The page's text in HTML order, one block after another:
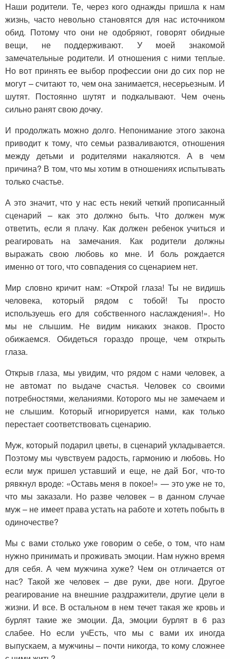
Наши родители. Те, через кого однажды пришла к нам
жизнь, часто невольно становятся для нас источником
обид. Потому что они не одобряют, говорят обидные
вещи, не поддерживают. У моей знакомой
замечательные родители. И отношения с ними теплые.
Но вот принять ее выбор профессии они до сих пор не
могут – считают то, чем она занимается, несерьезным. И
шутят. Постоянно шутят и подкалывают. Чем очень
сильно ранят свою дочку.
И продолжать можно долго. Непонимание этого закона
приводит к тому, что семьи разваливаются, отношения
между детьми и родителями накаляются. А в чем
причина? В том, что мы хотим в отношениях испытывать
только счастье.
А это значит, что у нас есть некий четкий прописанный
сценарий – как это должно быть. Что должен муж
ответить, если я плачу. Как должен ребенок учиться и
реагировать на замечания. Как родители должны
выражать свою любовь ко мне. И боль рождается
именно от того, что совпадения со сценарием нет.
Мир словно кричит нам: «Открой глаза! Ты не видишь
человека, который рядом с тобой! Ты просто
используешь его для собственного наслаждения!». Но
мы не слышим. Не видим никаких знаков. Просто
обижаемся. Обидеться гораздо проще, чем открыть
глаза.
Открыв глаза, мы увидим, что рядом с нами человек, а
не автомат по выдаче счастья. Человек со своими
потребностями, желаниями. Которого мы не замечаем и
не слышим. Который игнорируется нами, как только
перестает соответствовать сценарию.
Муж, который подарил цветы, в сценарий укладывается.
Поэтому мы чувствуем радость, гармонию и любовь. Но
если муж пришел уставший и еще, не дай Бог, что-то
рявкнул вроде: «Оставь меня в покое!» — это уже не то,
что мы заказали. Но разве человек – в данном случае
муж – не имеет права устать на работе и хотеть побыть в
одиночестве?
Мы с вами столько уже говорим о себе, о том, что нам
нужно принимать и проживать эмоции. Нам нужно время
для себя. А чем мужчина хуже? Чем он отличается от
нас? Такой же человек – две руки, две ноги. Другое
реагирование на внешние раздражители, другие цели в
жизни. И все. В остальном в нем течет такая же кровь и
бурлят такие же эмоции. Да, эмоции бурлят в 6 раз
слабее. Но если учЕсть, что мы с вами их иногда
выпускаем, а мужчины – почти никогда, то кому сложнее